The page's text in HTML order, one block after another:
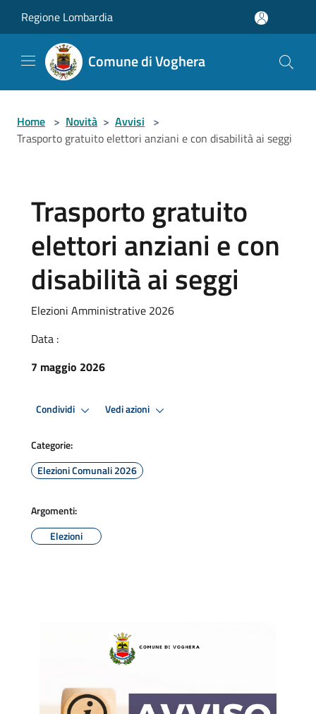
Regione Lombardia
Comune di Voghera
Home > Novità > Avvisi >
Trasporto gratuito elettori anziani e con disabilità ai seggi
Trasporto gratuito
elettori anziani e con
disabilità ai seggi
Elezioni Amministrative 2026
Data :
7 maggio 2026
Condividi Vedi azioni
Categorie:
Elezioni Comunali 2026
Argomenti:
Elezioni